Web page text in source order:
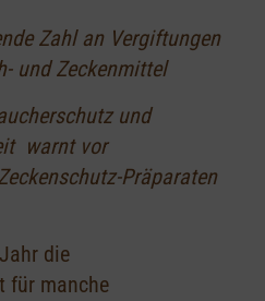
Zahl an Vergiftungen
und Zeckenmittel
und
warnt vor
Präparaten
die
für manche